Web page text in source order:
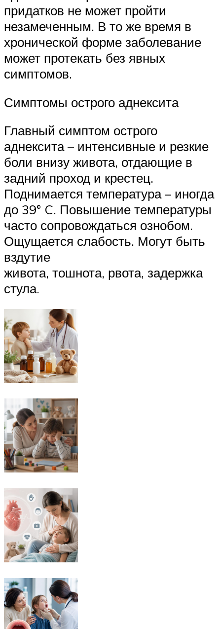
придатков не может пройти
незамеченным. В то же время в
хронической форме заболевание
может протекать без явных
симптомов.
Симптомы острого аднексита
Главный симптом острого
аднексита – интенсивные и резкие
боли внизу живота, отдающие в
задний проход и крестец.
Поднимается температура – иногда
до 39° C. Повышение температуры
часто сопровождаться ознобом.
Ощущается слабость. Могут быть
вздутие
живота, тошнота, рвота, задержка
стула.